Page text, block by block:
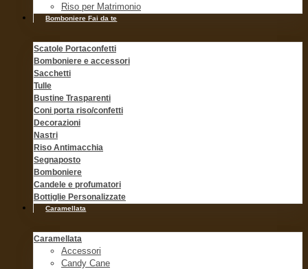
Riso per Matrimonio
Bomboniere Fai da te
Scatole Portaconfetti
Bomboniere e accessori
Sacchetti
Tulle
Bustine Trasparenti
Coni porta riso/confetti
Decorazioni
Nastri
Riso Antimacchia
Segnaposto
Bomboniere
Candele e profumatori
Bottiglie Personalizzate
Caramellata
Caramellata
Accessori
Candy Cane